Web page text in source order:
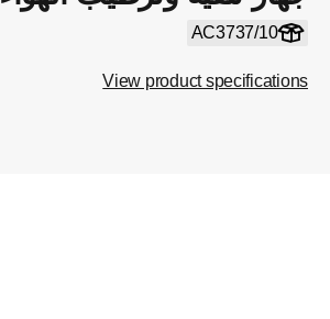
AC3737/10
View product specifications